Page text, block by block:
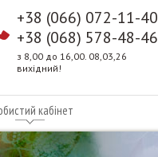
+38 (066) 072-11-40
+38 (068) 578-48-46
з 8,00 до 16,00. 08,03,26
вихідний!
кабінет